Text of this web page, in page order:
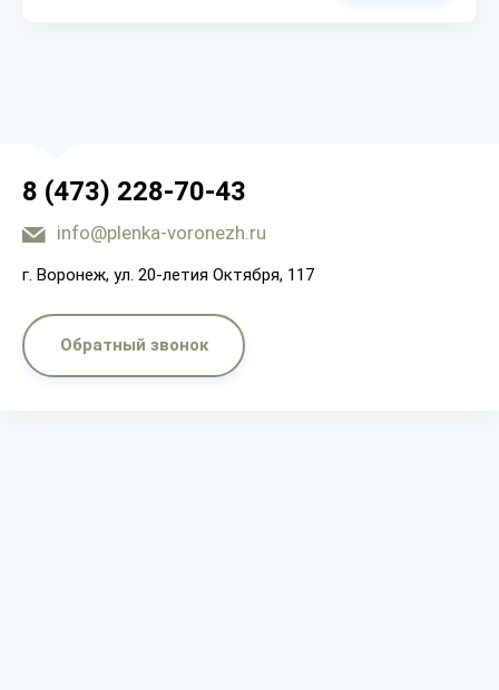
8 (473) 228-70-43
info@plenka-voronezh.ru
г. Воронеж, ул. 20-летия Октября, 117
Обратный звонок